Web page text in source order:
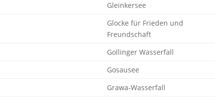
Gleinkersee
Glocke für Frieden und
Freundschaft
Gollinger Wasserfall
Gosausee
Grawa-Wasserfall